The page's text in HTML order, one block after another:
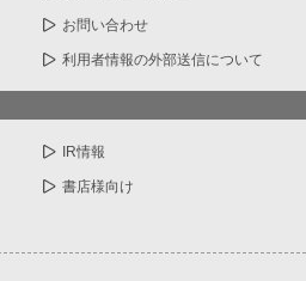
お問い合わせ
利用者情報の外部送信について
IR情報
書店様向け